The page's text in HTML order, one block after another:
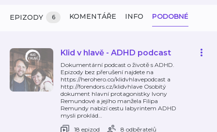
EPIZODY 6 KOMENTÁŘE INFO PODOBNÉ
Klid v hlavě - ADHD podcast
Dokumentární podcast o životě s ADHD.
Epizody bez přerušení najdete na
https://herohero.co/klidvhlavepodcast a
http://forendors.cz/klidvhlave Osobitý
dokument hlavní protagonistky Ivony
Remundové a jejího manžela Filipa
Remundy nabízí cestu labyrintem ADHD
mysli proklád…
18 epizod
8 odběratelů